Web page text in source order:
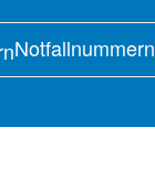
Notfallnummern